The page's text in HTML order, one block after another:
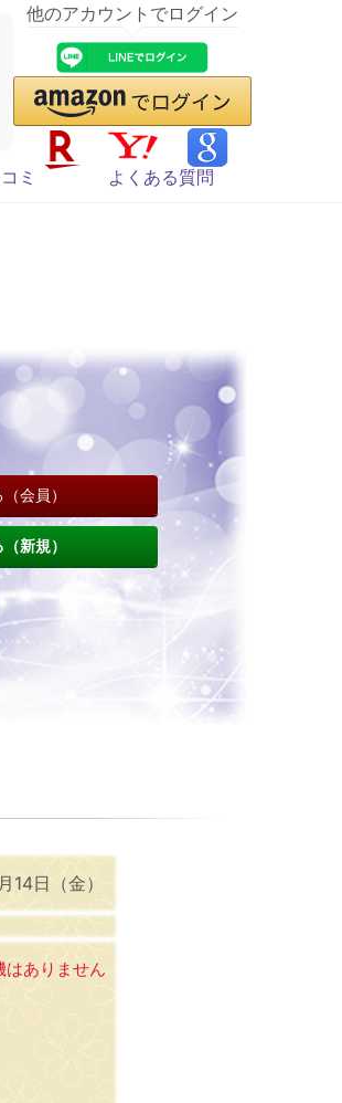
他のアカウントでログイン
ミ よくある質問
会員）
新規）
14日（金）
はありません